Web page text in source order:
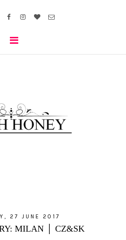
27 JUNE 2017
MILAN │ CZ&SK